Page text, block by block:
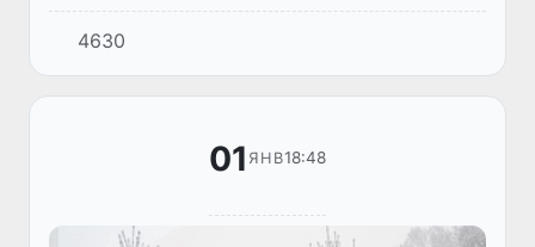
вагоны алып келинди.
4630
01 ЯНВ18:48